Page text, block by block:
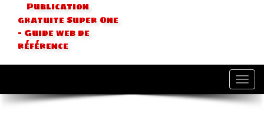
Publication
gratuite Super One
- Guide web de
référence